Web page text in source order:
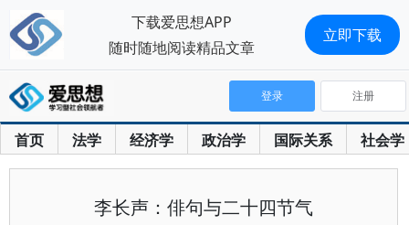
首页 法学 经济学 政治学 国际关系 社会学
登录 注册
李长声：俳句与二十四节气
下载爱思想APP
随时随地阅读精品文章
立即下载